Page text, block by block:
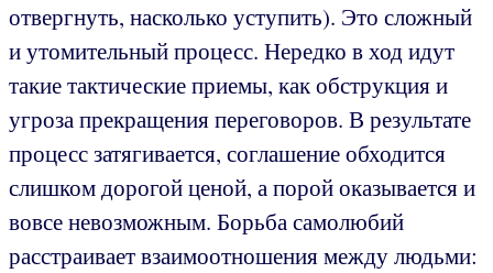
отвергнуть, насколько уступить). Это сложный
и утомительный процесс. Нередко в ход идут
такие тактические приемы, как обструкция и
угроза прекращения переговоров. В результате
процесс затягивается, соглашение обходится
слишком дорогой ценой, а порой оказывается и
вовсе невозможным. Борьба самолюбий
расстраивает взаимоотношения между людьми: